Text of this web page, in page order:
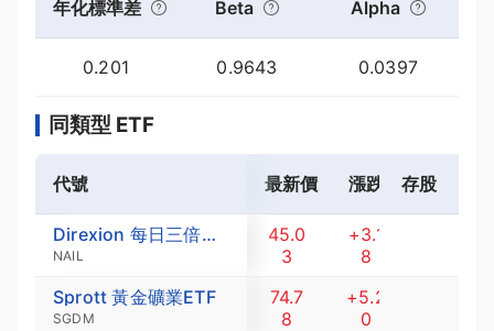
年化標準差 Beta Alpha
0.201 0.9643 0.0397
同類型 ETF
代號 最新價 漲跌 漲跌幅
存股
Direxion 每日三倍做多房屋建商股ETF
NAIL
45.0
3
+3.1
8
Sprott 黃金礦業ETF
SGDM
74.7
8
+5.2
0